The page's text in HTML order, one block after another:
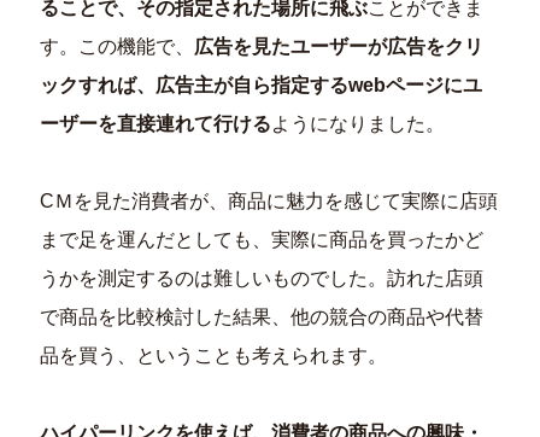
ることで、その指定された場所に飛ぶことができま
す。この機能で、 広告を見たユーザーが広告をクリ
ックすれば、広告主が自ら指定するwebページにユ
ーザーを直接連れて行けるようになりました。
CＭを見た消費者が、商品に魅力を感じて実際に店頭
まで足を運んだとしても、実際に商品を買ったかど
うかを測定するのは難しいものでした。訪れた店頭
で商品を比較検討した結果、他の競合の商品や代替
品を買う、ということも考えられます。